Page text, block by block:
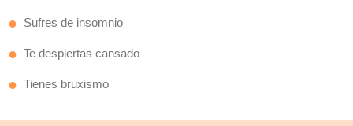
Sufres de insomnio
Te despiertas cansado
Tienes bruxismo